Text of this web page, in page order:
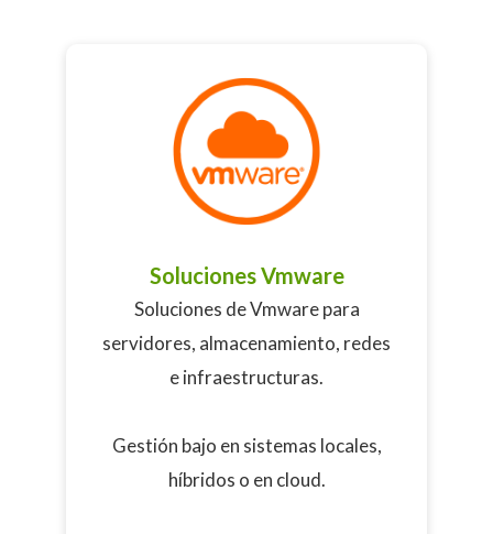
Soluciones Vmware
Soluciones de Vmware para
servidores, almacenamiento, redes
e infraestructuras.
Gestión bajo en sistemas locales,
híbridos o en cloud.